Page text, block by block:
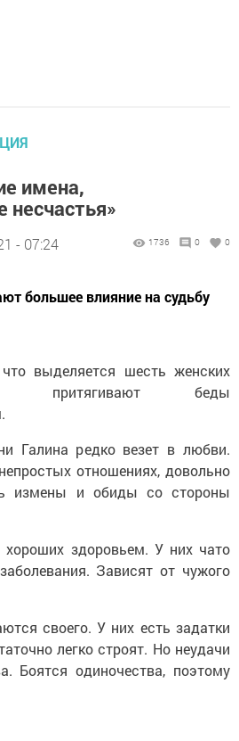
имена,
несчастья»
- 07:24 1736 0 0
большее влияние на судьбу
выделяется шесть женских
притягивают беды
Галина редко везет в любви.
отношениях, довольно
измены и обиды со стороны
здоровьем. У них чато
Зависят от чужого
своего. У них есть задатки
легко строят. Но неудачи
Боятся одиночества, поэтому